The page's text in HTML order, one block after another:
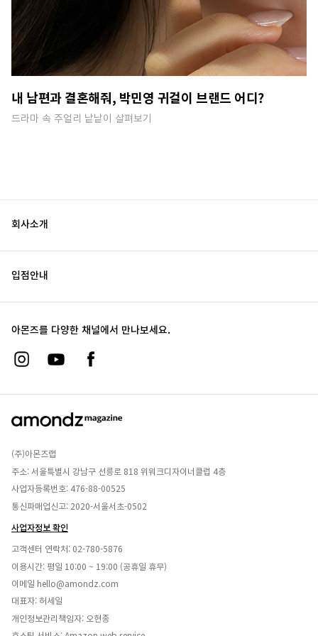
내 남편과 결혼해줘, 박민영 귀걸이 브랜드 어디?
드라마 속 주얼리 낱낱이 살펴보기
회사소개
입점안내
아몬즈를 다양한 채널에서 만나보세요.
(주)아몬즈랩
주소: 서울특별시 강남구 선릉로 818 위워크디자이너클럽 4층
사업자등록번호: 476-88-00525
통신파매업신고: 2020-서울서초-0502
사업자정보 확인
고객센터 연락처: 02-780-5876
이용시간: 평일 10:00 ~ 19:00 (공휴일 휴무)
이메일 hello@amondz.com
대표자: 허세일
개인정보관리책임자: 오현종